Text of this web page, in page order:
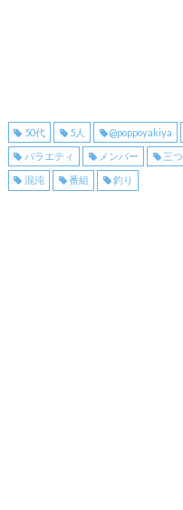
50代 5人 @poppoyakiya
バラエティ メンバー 三つ
混沌 番組 釣り